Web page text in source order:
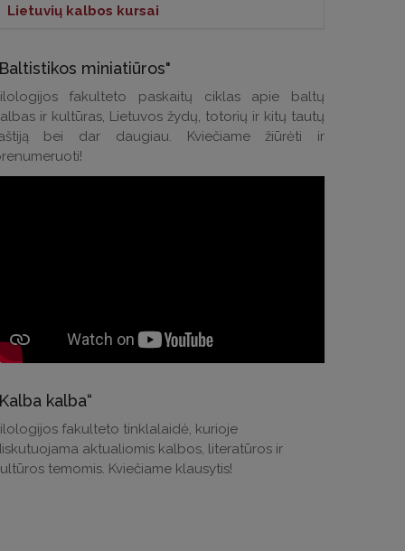
dr. Daiva Sinkevičiūtė-Villanueva
apdovanota Latvijos valstybės
kryžiumi
Latvijos
Lietuvių kalbos kursai
Lietuvių kalbos kursai >
Kontaktai klausimams:
Tel.: (0 5) 268 7214
El. p.: andrius.apinis@flf.vu.lt
miniatiūros"
fakulteto paskaitų ciklas apie baltų
ir kultūras, Lietuvos žydų, totorių ir kitų tautų
bei dar daugiau. Kviečiame žiūrėti ir
kalba“
fakulteto tinklalaidė, kurioje
aktualiomis kalbos, literatūros ir
temomis. Kviečiame klausytis!